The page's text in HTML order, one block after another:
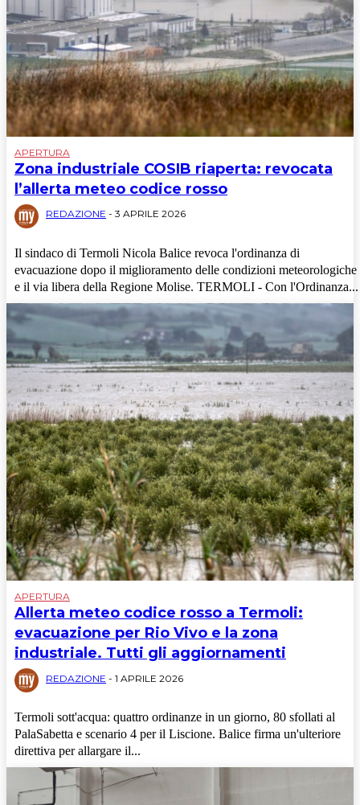
APERTURA
Zona industriale COSIB riaperta: revocata
l’allerta meteo codice rosso
REDAZIONE - 3 APRILE 2026
Il sindaco di Termoli Nicola Balice revoca l'ordinanza di
evacuazione dopo il miglioramento delle condizioni meteorologiche
e il via libera della Regione Molise. TERMOLI - Con l'Ordinanza...
APERTURA
Allerta meteo codice rosso a Termoli:
evacuazione per Rio Vivo e la zona
industriale. Tutti gli aggiornamenti
REDAZIONE - 1 APRILE 2026
Termoli sott'acqua: quattro ordinanze in un giorno, 80 sfollati al
PalaSabetta e scenario 4 per il Liscione. Balice firma un'ulteriore
direttiva per allargare il...